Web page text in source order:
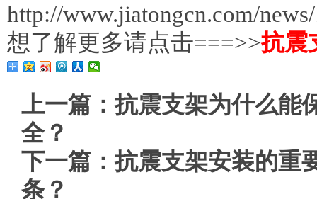
http://www.jiatongcn.com/
想了解更多请点击===>>抗震
上一篇：抗震支架为什么能
全？
下一篇：抗震支架安装的重
条？